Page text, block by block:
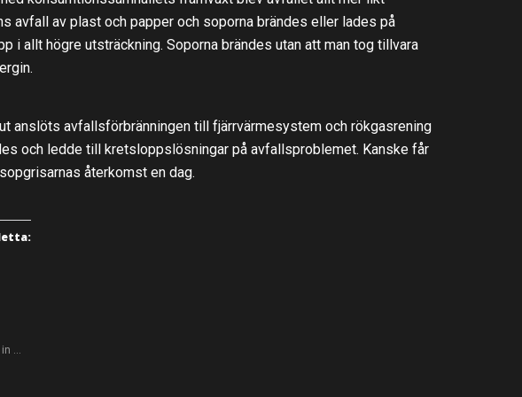
avfall av plast och papper och soporna brändes eller lades på
i allt högre utsträckning. Soporna brändes utan att man tog tillvara
anslöts avfallsförbränningen till fjärrvärmesystem och rökgasrening
och ledde till kretsloppslösningar på avfallsproblemet. Kanske får
återkomst en dag.
in …